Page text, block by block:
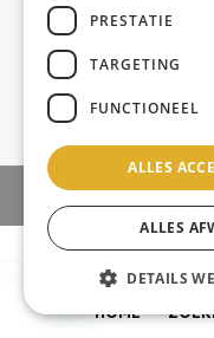
van
Copyright ©
HOME
PRESTATIE
TARGETING
FUNCTIONEEL
ALLES
ALLES
DETAILS